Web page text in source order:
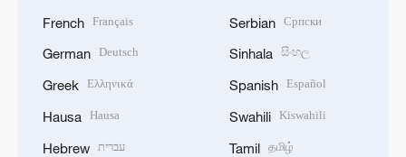
French Français
German Deutsch
Greek Ελληνικά
Hausa Hausa
Hebrew עברית
Serbian Српски
Sinhala සිංහල
Spanish Español
Swahili Kiswahili
Tamil தமிழ்